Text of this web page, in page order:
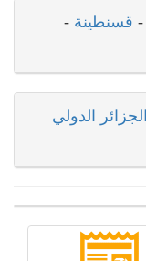
- قسنطينة -
الدولي